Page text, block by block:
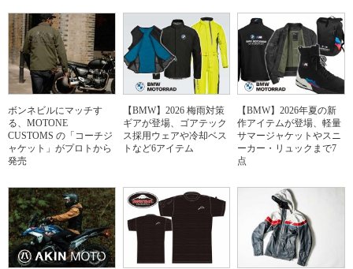
ボンネビルにマッチす
る、MOTONE
CUSTOMS の「コーチジ
ャケット」がプロトから
発売
【BMW】2026 梅雨対策
ギアが登場、ゴアテック
ス採用ウェアや冷却ベス
トなど6アイテム
【BMW】2026年夏の新
作アイテムが登場、軽量
サマージャケットやスニ
ーカー・リュックまで7
点